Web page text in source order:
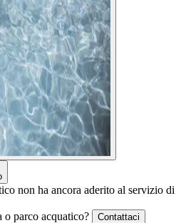
non ha ancora aderito al servizio di
o parco acquatico?
Contattaci